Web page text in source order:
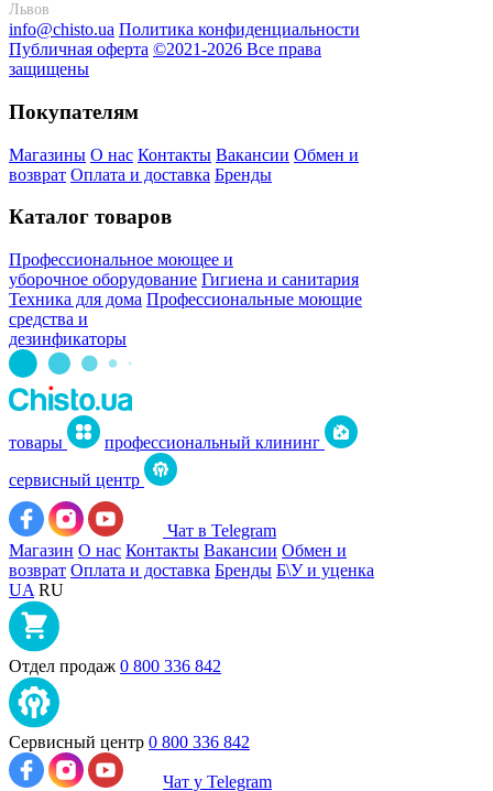
Львов
info@chisto.ua Политика конфиденциальности
Публичная оферта ©2021-2026 Все права
защищены
Покупателям
Магазины О нас Контакты Вакансии Обмен и
возврат Оплата и доставка Бренды
Каталог товаров
Профессиональное моющее и
уборочное оборудование Гигиена и санитария
Техника для дома Профессиональные моющие
средства и
дезинфикаторы
товары
профессиональный клининг
сервисный центр
Чат в Telegram
Магазин О нас Контакты Вакансии Обмен и
возврат Оплата и доставка Бренды Б\У и уценка
UA RU
Отдел продаж 0 800 336 842
Сервисный центр 0 800 336 842
Чат у Telegram